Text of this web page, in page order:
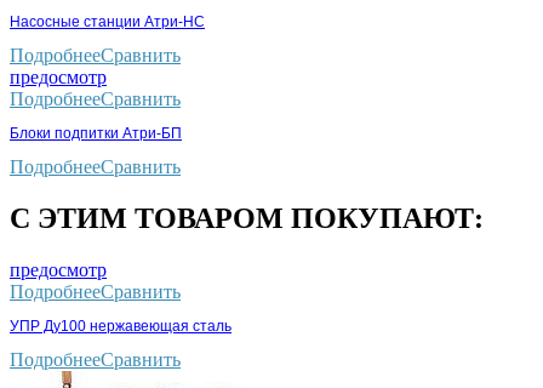
Насосные станции Атри-НС
ПодробнееСравнить
предосмотр
ПодробнееСравнить
Блоки подпитки Атри-БП
ПодробнееСравнить
С ЭТИМ ТОВАРОМ ПОКУПАЮТ:
предосмотр
ПодробнееСравнить
УПР Ду100 нержавеющая сталь
ПодробнееСравнить